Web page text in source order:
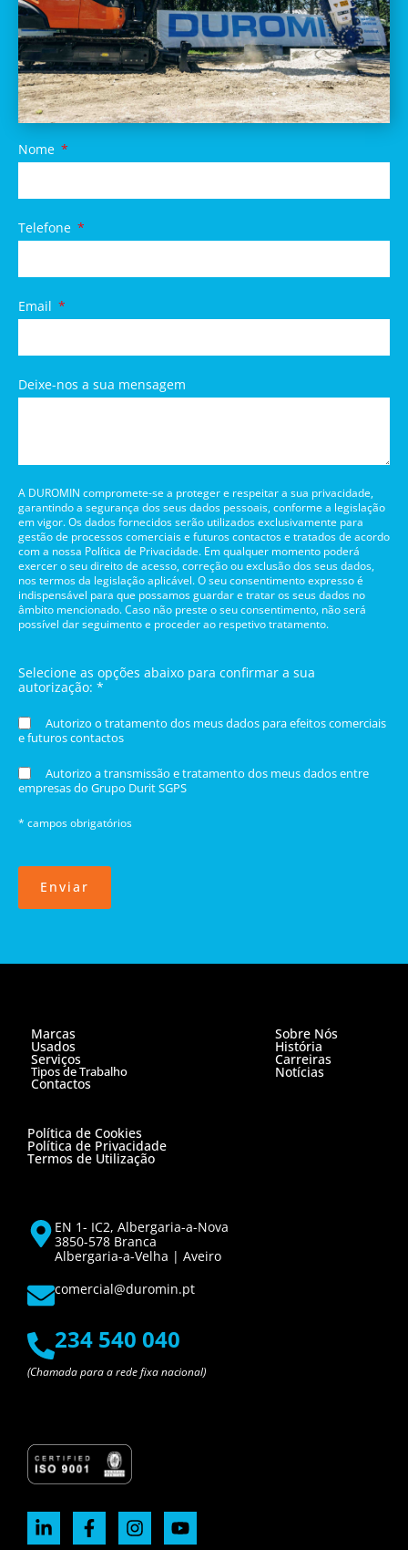
Nome
Telefone
Email
Deixe-nos a sua mensagem
A DUROMIN compromete-se a proteger e respeitar a sua privacidade,
garantindo a segurança dos seus dados pessoais, conforme a legislação
em vigor. Os dados fornecidos serão utilizados exclusivamente para
gestão de processos comerciais e futuros contactos e tratados de acordo
com a nossa Política de Privacidade. Em qualquer momento poderá
exercer o seu direito de acesso, correção ou exclusão dos seus dados,
nos termos da legislação aplicável. O seu consentimento expresso é
indispensável para que possamos guardar e tratar os seus dados no
âmbito mencionado. Caso não preste o seu consentimento, não será
possível dar seguimento e proceder ao respetivo tratamento.
Selecione as opções abaixo para confirmar a sua
autorização: *
Autorizo o tratamento dos meus dados para efeitos comerciais
e futuros contactos
Autorizo a transmissão e tratamento dos meus dados entre
empresas do Grupo Durit SGPS
* campos obrigatórios
Enviar
Marcas
Usados
Serviços
Tipos de Trabalho
Contactos
Sobre Nós
História
Carreiras
Notícias
Política de Cookies
Política de Privacidade
Termos de Utilização
EN 1- IC2, Albergaria-a-Nova
3850-578 Branca
Albergaria-a-Velha | Aveiro
comercial@duromin.pt
234 540 040
(Chamada para a rede fixa nacional)